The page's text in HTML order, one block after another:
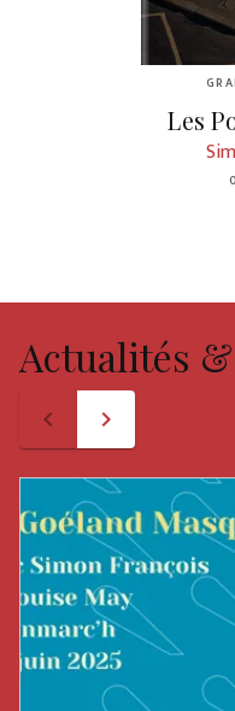
Les
Actualités
navigate_before navigate_next